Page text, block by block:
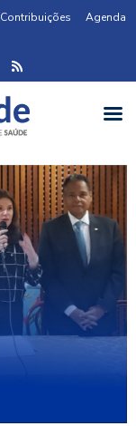
Contribuições
Agenda